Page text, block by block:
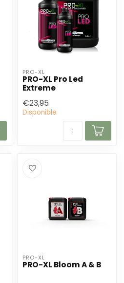
PRO-XL
PRO-XL Pro Led
Extreme
€23,95
Disponible
PRO-XL
PRO-XL Bloom A & B